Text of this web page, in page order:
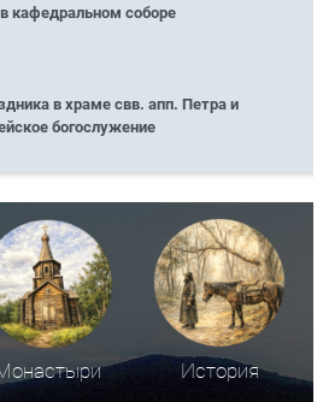
кафедральном соборе
в храме свв. апп. Петра и
богослужение
История